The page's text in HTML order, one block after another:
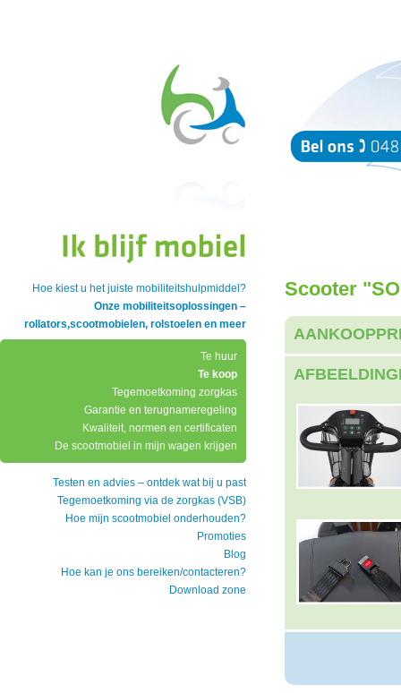
Hoe kiest u het juiste mobiliteitshulpmiddel?
Onze mobiliteitsoplossingen –
rollators,scootmobielen, rolstoelen en meer
Te huur
Te koop
Tegemoetkoming zorgkas
Garantie en terugnameregeling
Kwaliteit, normen en certificaten
De scootmobiel in mijn wagen krijgen
Testen en advies – ontdek wat bij u past
Tegemoetkoming via de zorgkas (VSB)
Hoe mijn scootmobiel onderhouden?
Promoties
Blog
Hoe kan je ons bereiken/contacteren?
Download zone
Scooter